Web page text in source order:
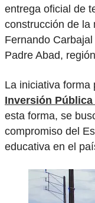
entrega oficial de
construcción de la
Fernando
Padre Abad, región
La iniciativa forma
Inversión
esta forma, se
compromiso del
educativa en el